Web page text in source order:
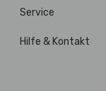
Service
Hilfe & Kontakt